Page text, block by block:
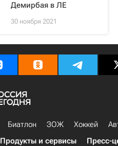
Демирбая в ЛЕ
30 ноября 2021
Биатлон ЗОЖ Хоккей
Продукты и сервисы Пресс-